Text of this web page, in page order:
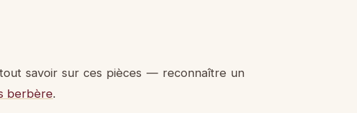
savoir sur ces pièces — reconnaître un
berbère.